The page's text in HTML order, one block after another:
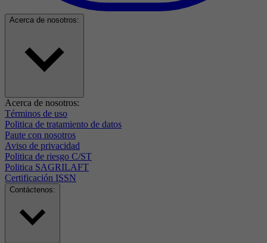
Acerca de nosotros:
Acerca de nosotros:
Términos de uso
Politica de tratamiento de datos
Paute con nosotros
Aviso de privacidad
Politica de riesgo C/ST
Politica SAGRILAFT
Certificación ISSN
Contáctenos: